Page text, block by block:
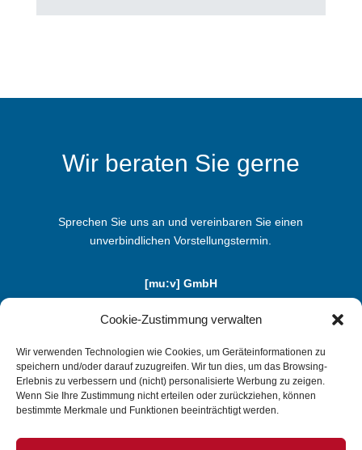
Cookie-Zustimmung verwalten
Wir verwenden Technologien wie Cookies, um Geräteinformationen zu
speichern und/oder darauf zuzugreifen. Wir tun dies, um das Browsing-
Erlebnis zu verbessern und (nicht) personalisierte Werbung zu zeigen.
Wenn Sie Ihre Zustimmung nicht erteilen oder zurückziehen, können
bestimmte Merkmale und Funktionen beeinträchtigt werden.
Wir beraten Sie gerne
Sprechen Sie uns an und vereinbaren Sie einen
unverbindlichen Vorstellungstermin.
[mu:v] GmbH
Benzstraße 5b | D-85551 Kirchheim
Telefon: +49 (0) 89-1 24 74 20 - 0
info@mu-v.de
TESTEN SIE UNS